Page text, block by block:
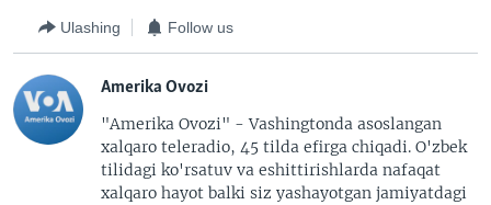
Ulashing Follow us
Amerika Ovozi
"Amerika Ovozi" - Vashingtonda asoslangan
xalqaro teleradio, 45 tilda efirga chiqadi. O'zbek
tilidagi ko'rsatuv va eshittirishlarda nafaqat
xalqaro hayot balki siz yashayotgan jamiyatdagi